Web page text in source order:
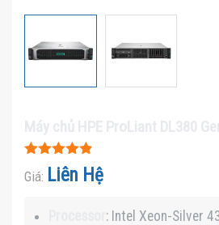
Được xếp
hạng4.85
Giá: Liên Hệ
: Intel Xeon-Silver